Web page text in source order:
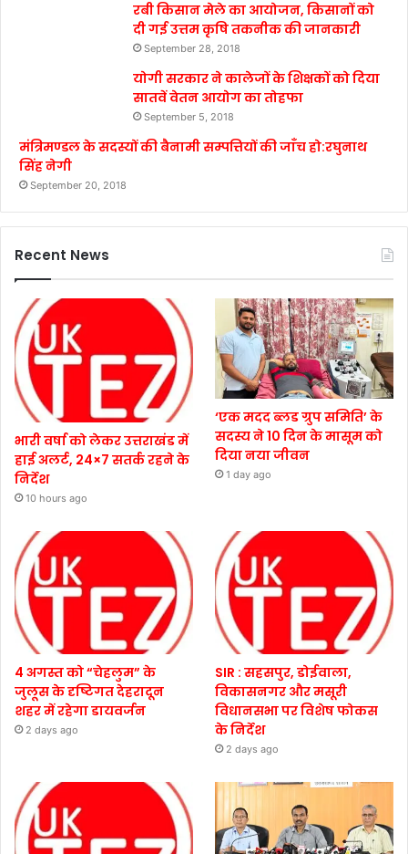
रबी किसान मेले का आयोजन, किसानों को
दी गई उत्तम कृषि तकनीक की जानकारी
September 28, 2018
योगी सरकार ने कालेजों के शिक्षकों को दिया
सातवें वेतन आयोग का तोहफा
September 5, 2018
मंत्रिमण्डल के सदस्यों की बैनामी सम्पत्तियों की जाँच हो:रघुनाथ
सिंह नेगी
September 20, 2018
Recent News
भारी वर्षा को लेकर उत्तराखंड में
हाई अलर्ट, 24×7 सतर्क रहने के
निर्देश
10 hours ago
‘एक मदद ब्लड ग्रुप समिति’ के
सदस्य ने 10 दिन के मासूम को
दिया नया जीवन
1 day ago
4 अगस्त को “चेहलुम” के
जुलूस के दृष्टिगत देहरादून
शहर में रहेगा डायवर्जन
2 days ago
SIR : सहसपुर, डोईवाला,
विकासनगर और मसूरी
विधानसभा पर विशेष फोकस
के निर्देश
2 days ago